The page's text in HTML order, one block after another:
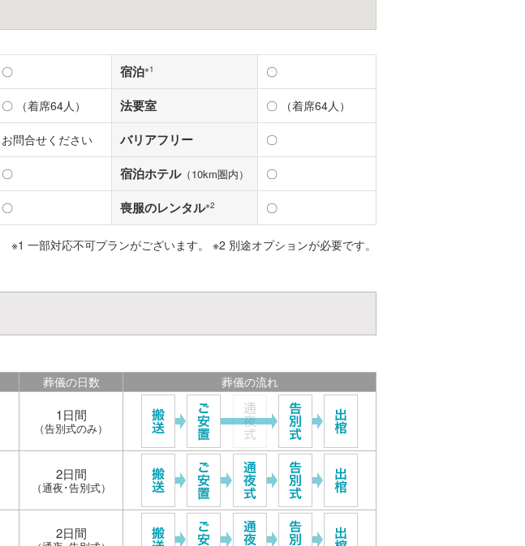
〇 宿泊※1 〇
〇 （着席64人） 法要室 〇 （着席64人）
お問合せください バリアフリー 〇
〇 宿泊ホテル（10km圏内） 〇
〇 喪服のレンタル※2 〇
※1 一部対応不可プランがございます。 ※2 別途オプションが必要です。
葬儀の日数 葬儀の流れ
1日間
（告別式のみ）
2日間
（通夜･告別式）
2日間